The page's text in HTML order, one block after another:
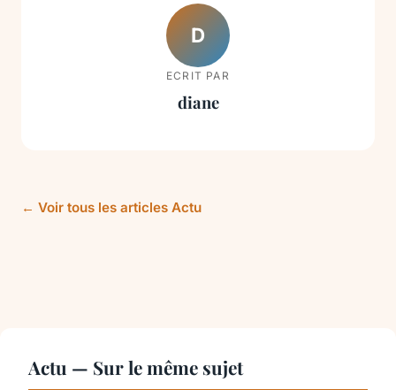
D
ECRIT PAR
diane
← Voir tous les articles Actu
Actu — Sur le même sujet